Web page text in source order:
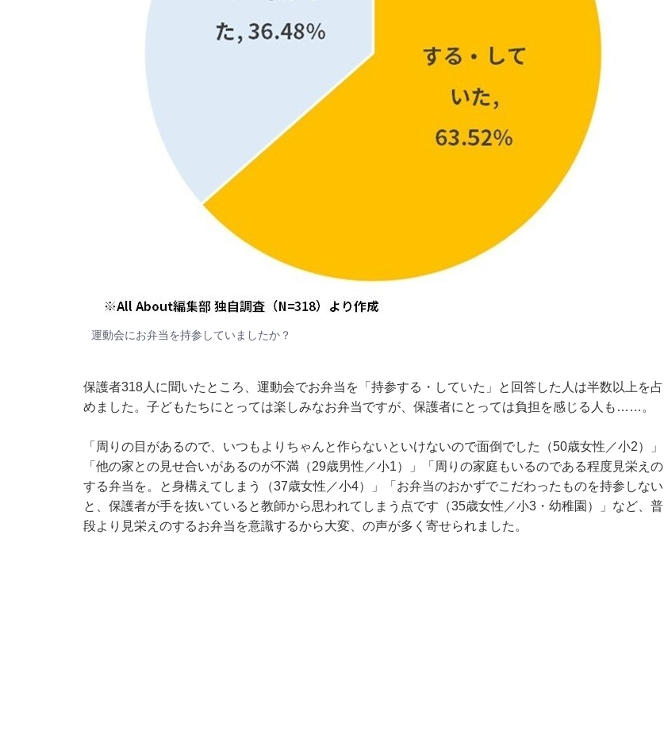
運動会にお弁当を持参していましたか？
保護者318人に聞いたところ、運動会でお弁当を「持参する・していた」と回答した人は半数以上を占
めました。子どもたちにとっては楽しみなお弁当ですが、保護者にとっては負担を感じる人も……。
「周りの目があるので、いつもよりちゃんと作らないといけないので面倒でした（50歳女性／小2）」
「他の家との見せ合いがあるのが不満（29歳男性／小1）」「周りの家庭もいるのである程度見栄えの
する弁当を。と身構えてしまう（37歳女性／小4）」「お弁当のおかずでこだわったものを持参しない
と、保護者が手を抜いていると教師から思われてしまう点です（35歳女性／小3・幼稚園）」など、普
段より見栄えのするお弁当を意識するから大変、の声が多く寄せられました。